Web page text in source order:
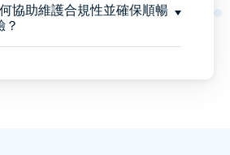
協助維護合規性並確保順暢